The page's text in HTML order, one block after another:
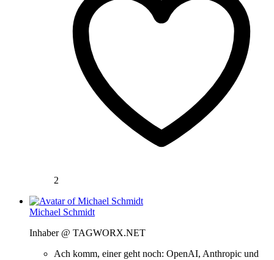
2
Michael Schmidt
Inhaber @ TAGWORX.NET
Ach komm, einer geht noch: OpenAI, Anthropic und